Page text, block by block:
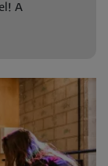
A